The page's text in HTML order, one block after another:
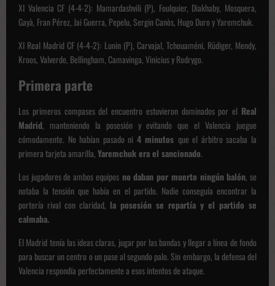
XI Valencia CF (4-4-2): Mamardashvili (P), Foulquier, Diakhaby, Mosquera,
Gayà, Fran Pérez, Jai Guerra, Pepelu, Sergin Canòs, Hugo Duro y Yaremchuk.
XI Real Madrid CF (4-4-2): Lunin (P), Carvajal, Tchouaméni, Rüdiger, Mendy,
Kroos, Valverde, Bellingham, Camavinga, Vinicius y Rodrygo.
Primera parte
Los primeros compases del encuentro estuvieron dominados por el Real
Madrid, manteniendo la posesión y evitando que el Valencia juegue
cómodamente. No habían pasado ni 4 minutos que el árbitro sacaba la
primera tarjeta amarilla,Yaremchuk era el sancionado.
Los jugadores de ambos equiposno daban por muerto ningún balón, se
notaba la tensión que había en el partido. Nadie conseguía encontrar la
portería rival con claridad, la posesión se repartía y el partido se
calmaba.
El Madrid tenía las ideas claras, jugar por las bandas y llegar a línea de fondo
para buscar un centro o un pase al segundo palo. Sin embargo, la defensa del
Valencia respondía perfectamente a esos intentos de ataque.